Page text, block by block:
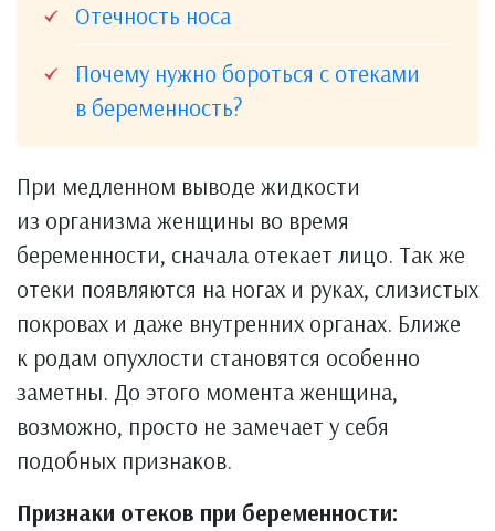
Отечность носа
Почему нужно бороться с отеками
в беременность?
При медленном выводе жидкости
из организма женщины во время
беременности, сначала отекает лицо. Так же
отеки появляются на ногах и руках, слизистых
покровах и даже внутренних органах. Ближе
к родам опухлости становятся особенно
заметны. До этого момента женщина,
возможно, просто не замечает у себя
подобных признаков.
Признаки отеков при беременности: